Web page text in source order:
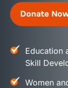
Donate
Education
Skill
Women